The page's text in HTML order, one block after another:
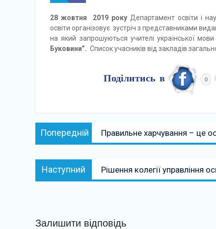
28 жовтня 2019 року Департамент освіти і
освіти організовує зустріч з представниками
на який запрошуються учителі української мови
Буковини”. Список учасників від закладів
Поділитись в 0
Навігація
записів
Попередній Попередній:
Правильне харчування – це
Наступний Наступний:
Рішення колегії управління
Залишити відповідь